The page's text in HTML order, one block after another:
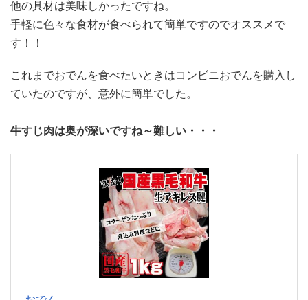
他の具材は美味しかったですね。
手軽に色々な食材が食べられて簡単ですのでオススメで
す！！
これまでおでんを食べたいときはコンビニおでんを購入し
ていたのですが、意外に簡単でした。
牛すじ肉は奥が深いですね～難しい・・・